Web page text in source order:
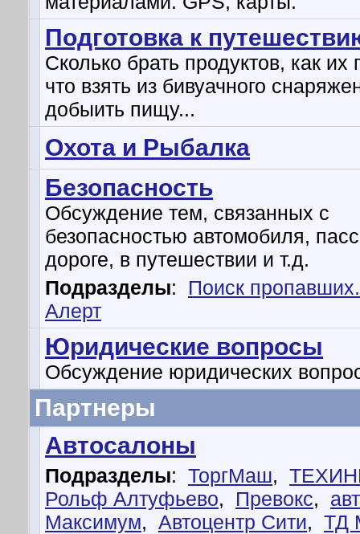
Подготовка к
Сколько брать продуктов, как их
что взять из бивуачного
добыить пищу...
Охота и Рыбалка
Безопасность
Обсуждение тем, связанных с
безопасностью автомобиля,
дороге, в путешествии и т.д.
Подразделы:
Поиск
Алерт
Юридические вопросы
Обсуждение юридических
Партнеры
Автосалоны
Подразделы: ТоргМаш,
Рольф Алтуфьево, Превокс,
Максимум, Автоцентр Сити, ТД